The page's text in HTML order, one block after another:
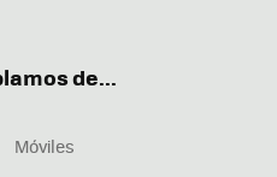
de...
Móviles